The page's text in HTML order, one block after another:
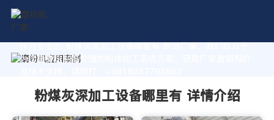
作为专业的 粉煤灰深加工设备哪里有 制造厂家，我们致力于
为您量身定制高价值的粉体加工系统方案。获取厂家直销报价
粉煤灰深加工设备哪里有 详情介绍